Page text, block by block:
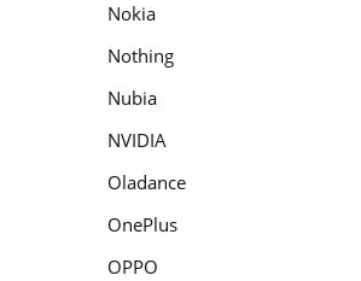
Nokia
Nothing
Nubia
NVIDIA
Oladance
OnePlus
OPPO